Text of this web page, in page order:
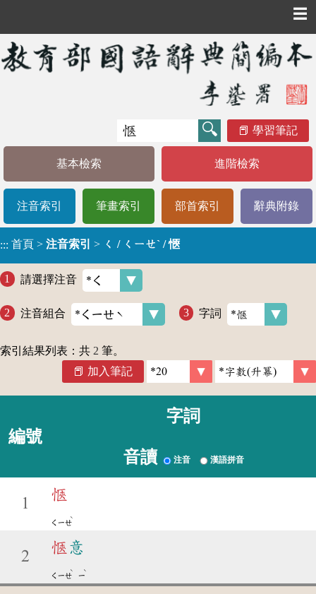
☰
學習筆記
基本檢索 進階檢索
注音索引 筆畫索引 部首索引 辭典附錄
::: 首頁 > 注音索引 > ㄑ / ㄑㄧㄝˋ / 愜
請選擇注音
注音組合 字詞
索引結果列表：共 2 筆。
加入筆記
編號
字詞
音讀 注音 漢語拼音
1
愜
ㄑㄧㄝ
ˋ
2
愜 意
ㄑㄧㄝ
ˋ
ㄧ
ˋ